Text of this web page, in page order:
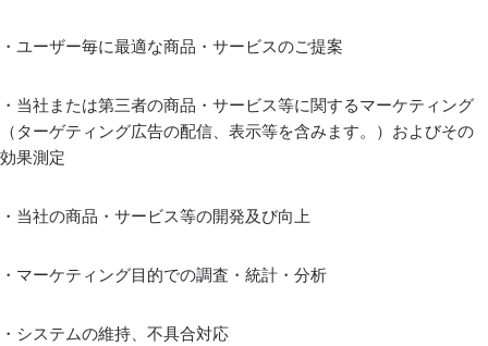
・ユーザー毎に最適な商品・サービスのご提案
・当社または第三者の商品・サービス等に関するマーケティング
（ターゲティング広告の配信、表示等を含みます。）およびその
効果測定
・当社の商品・サービス等の開発及び向上
・マーケティング目的での調査・統計・分析
・システムの維持、不具合対応